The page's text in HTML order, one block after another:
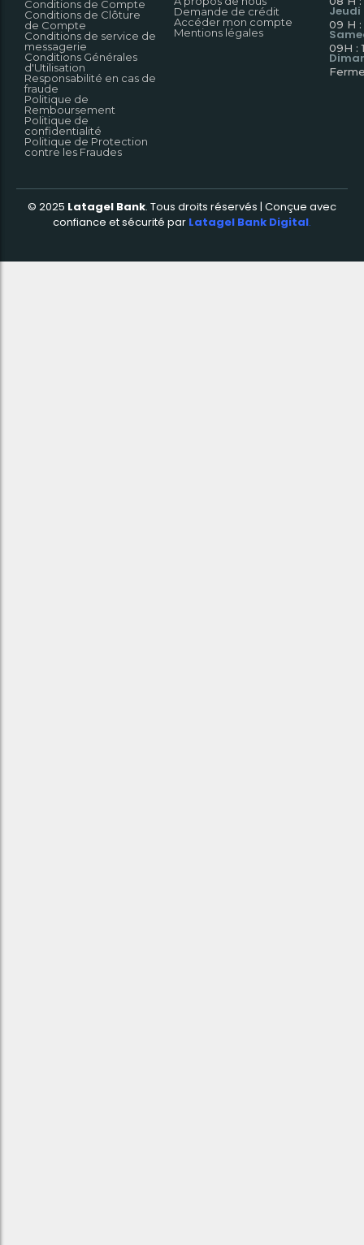
Conditions de Compte
Conditions de Clôture
de Compte
Conditions de service de
messagerie
Conditions Générales
d'Utilisation
Responsabilité en cas de
fraude
Politique de
Remboursement
Politique de
confidentialité
Politique de Protection
contre les Fraudes
Demande de crédit
Accéder mon compte
Mentions légales
Jeudi
09 H :
09H :
© 2025 Latagel Bank. Tous droits réservés | Conçue avec
confiance et sécurité par Latagel Bank Digital.